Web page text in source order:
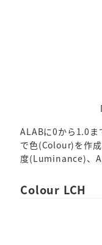
ALABに0から1.0ま
で色(Colour)を作
度(Luminance)、
Colour LCH